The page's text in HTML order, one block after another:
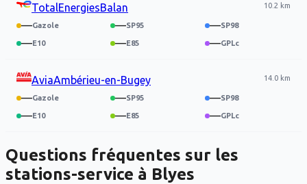
TotalEnergiesBalan 10.2 km
— —
—
—
— —
AviaAmbérieu-en-Bugey 14.0 km
— —
—
—
— —
Questions fréquentes sur les
stations-service à Blyes